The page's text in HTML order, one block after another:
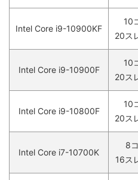
Intel Core i9-10900KF
10
20ス
Intel Core i9-10900F
10
20ス
Intel Core i9-10800F
10
20ス
Intel Core i7-10700K
8
16ス